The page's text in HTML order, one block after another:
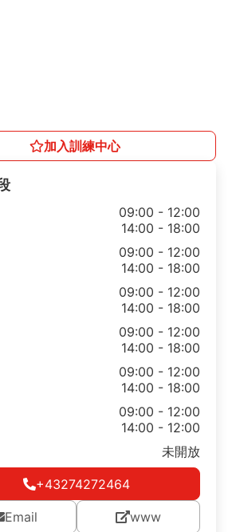
加入訓練中心
09:00 - 12:00
14:00 - 18:00
09:00 - 12:00
14:00 - 18:00
09:00 - 12:00
14:00 - 18:00
09:00 - 12:00
14:00 - 18:00
09:00 - 12:00
14:00 - 18:00
09:00 - 12:00
14:00 - 12:00
未開放
+43274272464
Email www